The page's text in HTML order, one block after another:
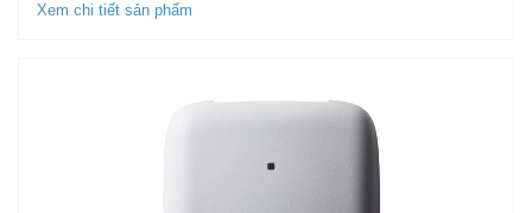
Xem chi tiết sản phẩm